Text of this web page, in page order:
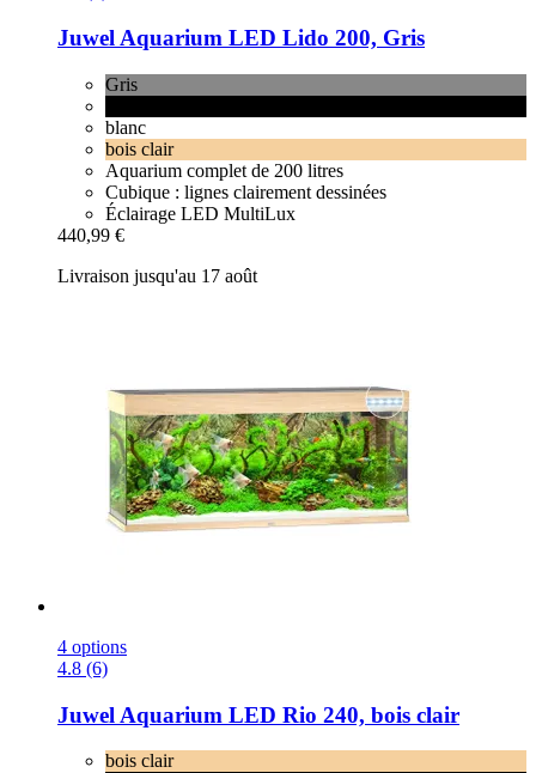
Juwel Aquarium LED Lido 200, Gris
Gris
blanc
bois clair
Aquarium complet de 200 litres
Cubique : lignes clairement dessinées
Éclairage LED MultiLux
440,99 €
Livraison jusqu'au 17 août
4 options
4.8 (6)
Juwel Aquarium LED Rio 240, bois clair
bois clair